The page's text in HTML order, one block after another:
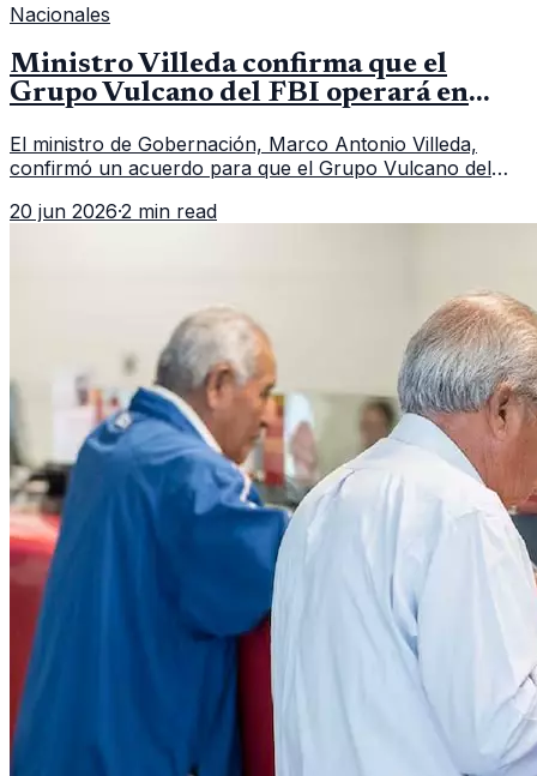
Nacionales
Ministro Villeda confirma que el
Grupo Vulcano del FBI operará en
El ministro de Gobernación, Marco Antonio Villeda,
confirmó un acuerdo para que el Grupo Vulcano del
fallido con la administración anterior del Ministerio
20 jun 2026·2 min read